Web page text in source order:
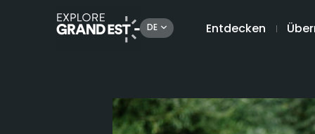
DE Entdecken